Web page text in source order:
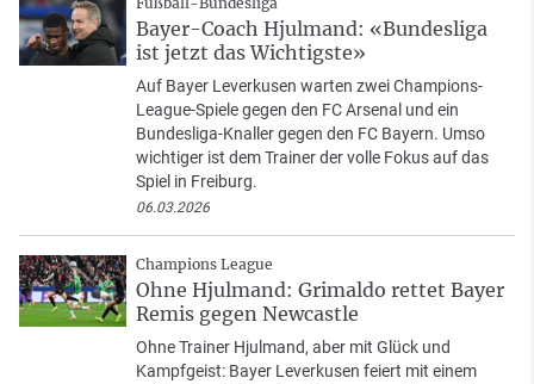
Bayer-Coach Hjulmand: «Bundesliga
ist jetzt das Wichtigste»
Auf Bayer Leverkusen warten zwei Champions-
League-Spiele gegen den FC Arsenal und ein
Bundesliga-Knaller gegen den FC Bayern. Umso
wichtiger ist dem Trainer der volle Fokus auf das
Spiel in Freiburg.
06.03.2026
Champions League
Ohne Hjulmand: Grimaldo rettet Bayer
Remis gegen Newcastle
Ohne Trainer Hjulmand, aber mit Glück und
Kampfgeist: Bayer Leverkusen feiert mit einem